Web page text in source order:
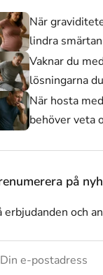
När
lindra
Vaknar du
lösningarna
När hosta
behöver veta
på
erbjudanden och